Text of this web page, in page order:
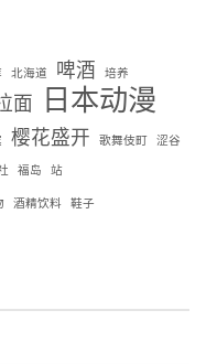
北海道 啤酒 培养
面 日本动漫
樱花盛开 歌舞伎町 涩谷
福岛 站
酒精饮料 鞋子